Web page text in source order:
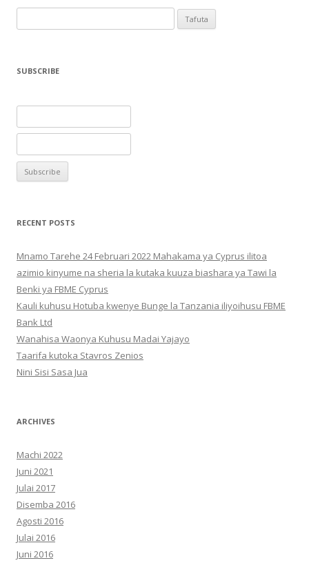
kwa:
SUBSCRIBE
RECENT POSTS
Mnamo Tarehe 24 Februari 2022 Mahakama ya Cyprus ilitoa
azimio kinyume na sheria la kutaka kuuza biashara ya Tawi la
Benki ya FBME Cyprus
Kauli kuhusu Hotuba kwenye Bunge la Tanzania iliyoihusu FBME
Bank Ltd
Wanahisa Waonya Kuhusu Madai Yajayo
Taarifa kutoka Stavros Zenios
Nini Sisi Sasa Jua
ARCHIVES
Machi 2022
Juni 2021
Julai 2017
Disemba 2016
Agosti 2016
Julai 2016
Juni 2016